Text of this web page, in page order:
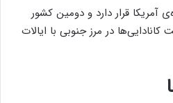
آمریكا قرار دارد و دومین كشور
در مرز جنوبی با ایالات